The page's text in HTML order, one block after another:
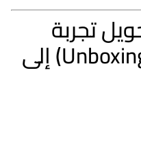
تجربة
“فتح الصندوق” (Unboxing) إلى